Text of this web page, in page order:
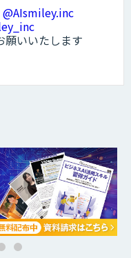
@AIsmiley.inc
願いいたします